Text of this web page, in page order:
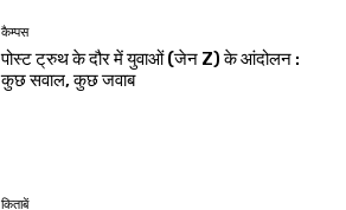
कैम्पस
पोस्ट ट्रुथ के दौर में युवाओं (जेन Z) के आंदोलन :
कुछ सवाल, कुछ जवाब
किताबें